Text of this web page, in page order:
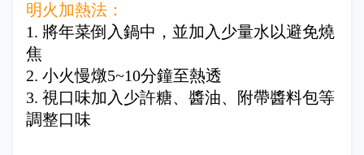
明火加熱法：
1. 將年菜倒入鍋中，並加入少量水以避免燒
焦
2. 小火慢燉5~10分鐘至熱透
3. 視口味加入少許糖、醬油、附帶醬料包等
調整口味